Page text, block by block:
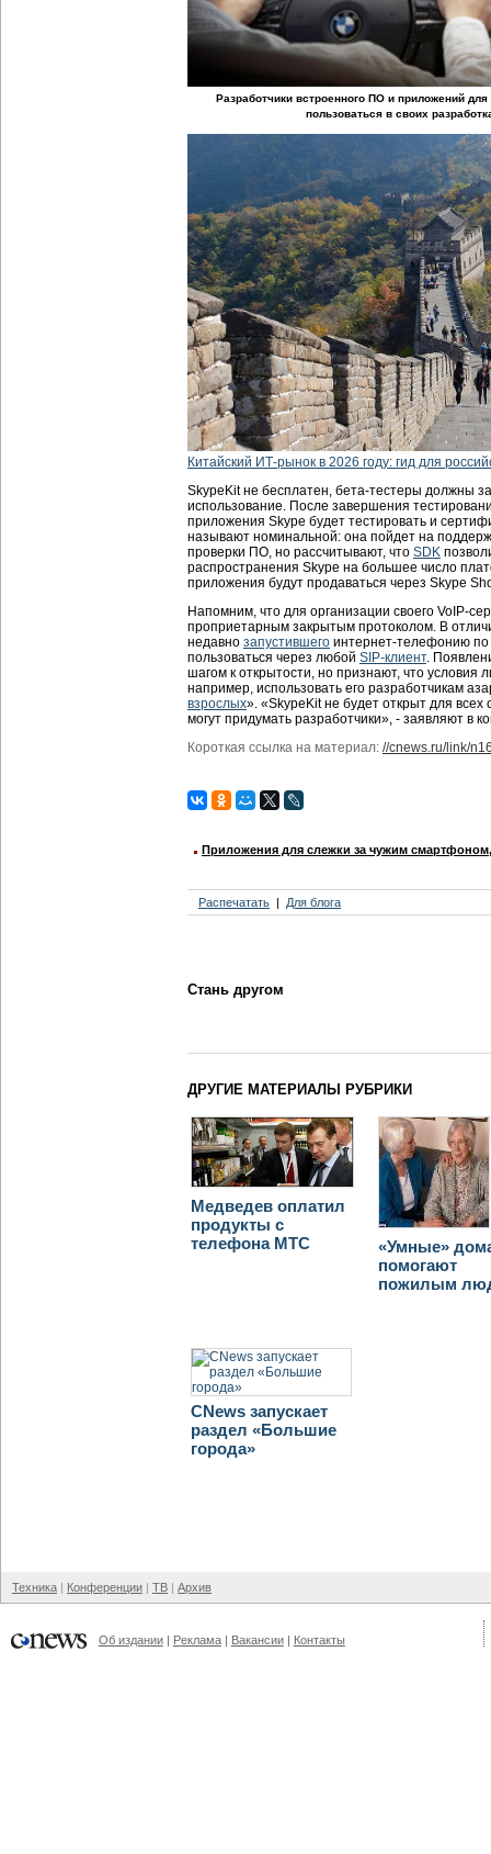
Разработчики встроенного ПО и приложений
пользоваться в своих
Китайский ИТ-рынок в 2026 году: гид для
SkypeKit не бесплатен, бета-тестеры должны
использование. После завершения
приложения Skype будет тестировать и
называют номинальной: она пойдет на
проверки ПО, но рассчитывают, что SDK
распространения Skype на большее число
приложения будут продаваться через Skype
Напомним, что для организации своего VoIP-
проприетарным закрытым протоколом. В
недавно запустившего интернет-телефонию
пользоваться через любой SIP-клиент.
шагом к открытости, но признают, что условия
например, использовать его разработчикам
взрослых». «SkypeKit не будет открыт для
могут придумать разработчики», - заявляют в
Короткая ссылка на материал: //cnews.ru/link/
Приложения для слежки за чужим
Распечатать Для блога
Стань другом
ДРУГИЕ МАТЕРИАЛЫ РУБРИКИ
Медведев оплатил
продукты с
телефона МТС
«Умные»
помогают
пожилым
CNews запускает
раздел «Большие
города»
Техника Конференции ТВ Архив
Об издании Реклама Вакансии Контакты